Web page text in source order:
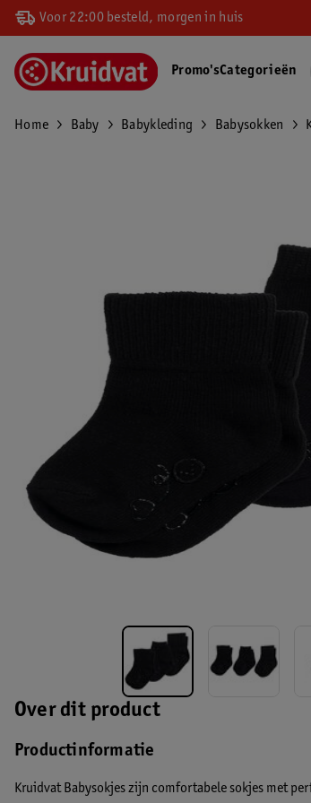
Voor 22:00 besteld, morgen in huis
Promo'sCategorieën
Home Baby Babykleding Babysokken
Over dit product
Productinformatie
Kruidvat Babysokjes zijn comfortabele sokjes met